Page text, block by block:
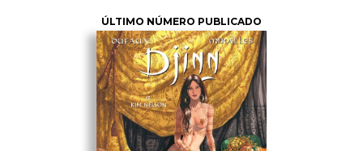
ÚLTIMO NÚMERO PUBLICADO